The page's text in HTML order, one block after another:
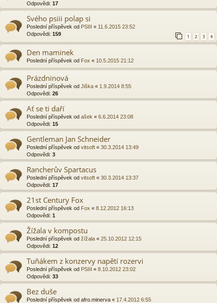
Odpovědi: 17
Svého psiii polap si
Poslední příspěvek od PSIII « 11.6.2015 23:52
Odpovědi: 159 1 2 3 4
Den maminek
Poslední příspěvek od Fox « 10.5.2015 21:12
Prázdninová
Poslední příspěvek od Jiška « 1.9.2014 8:55
Odpovědi: 26
Ať se ti daří
Poslední příspěvek od ašek « 6.6.2014 23:08
Odpovědi: 15
Gentleman Jan Schneider
Poslední příspěvek od vitsoft « 30.3.2014 13:49
Odpovědi: 3
Rancherův Spartacus
Poslední příspěvek od vitsoft « 30.3.2014 13:37
Odpovědi: 17
21st Century Fox
Poslední příspěvek od Fox « 8.12.2012 16:13
Odpovědi: 1
Žížala v kompostu
Poslední příspěvek od žížala « 25.10.2012 12:15
Odpovědi: 12
Tuňákem z konzervy napětí rozervi
Poslední příspěvek od PSIII « 8.10.2012 23:02
Odpovědi: 33
Bez duše
Poslední příspěvek od afro.minerva « 17.4.2012 6:55